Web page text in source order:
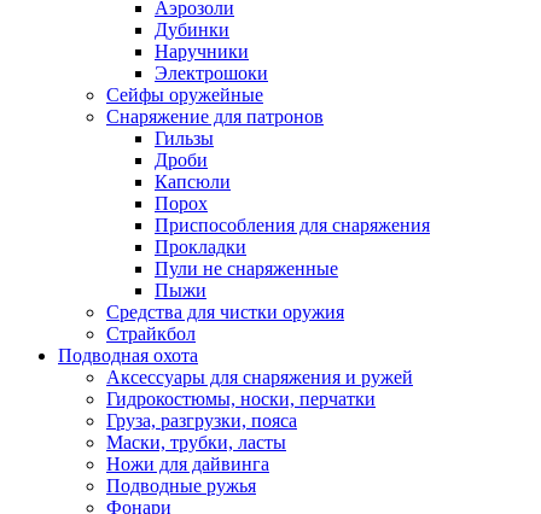
Аэрозоли
Дубинки
Наручники
Электрошоки
Сейфы оружейные
Снаряжение для патронов
Гильзы
Дроби
Капсюли
Порох
Приспособления для снаряжения
Прокладки
Пули не снаряженные
Пыжи
Средства для чистки оружия
Страйкбол
Подводная охота
Аксессуары для снаряжения и ружей
Гидрокостюмы, носки, перчатки
Груза, разгрузки, пояса
Маски, трубки, ласты
Ножи для дайвинга
Подводные ружья
Фонари